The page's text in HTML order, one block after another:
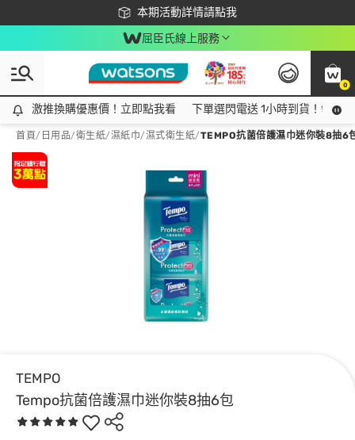
本期活動詳情請點我
下載app最高回饋$350
屈臣氏線上服務
0
激推換購優惠價！立即點我看
激推換購優惠價！立即點我看 下單選閃電送 1小時到貨！領神
首頁/ 日用品/衛生紙/濕紙巾/濕式衛生紙/TEMPO抗菌倍護濕巾迷你裝8抽6
TEMPO
Tempo抗菌倍護濕巾迷你裝8抽6包